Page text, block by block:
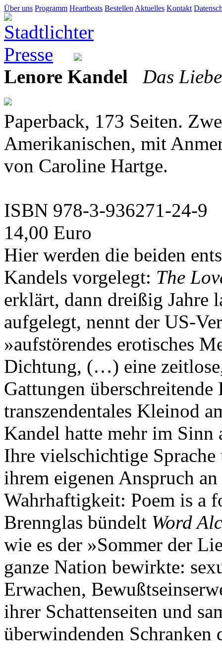
Über uns Programm Heartbeats Bestellen Aktuelles Kontakt
Lenore Kandel Das
Paperback, 173 Seiten.
Amerikanischen, mit
von Caroline Hartge.
ISBN 978-3-936271-24-9
14,00 Euro
Hier werden die beiden
Kandels vorgelegt: The
erklärt, dann dreißig Jahre
aufgelegt, nennt der US-
»aufstörendes erotisches
Dichtung, (…) eine
Gattungen
transzendentales Kleinod
Kandel hatte mehr im Sinn
Ihre vielschichtige
ihrem eigenen Anspruch
Wahrhaftigkeit: Poem is a
Brennglas bündelt Word
wie es der »Sommer der
ganze Nation bewirkte:
Erwachen,
ihrer Schattenseiten und
überwindenden Schranken